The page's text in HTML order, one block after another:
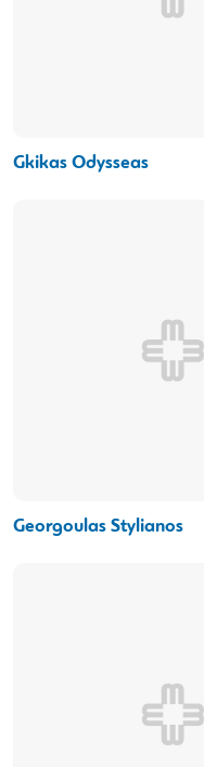
Gkikas Odysseas
Georgoulas Stylianos